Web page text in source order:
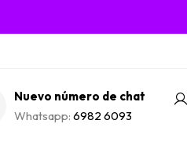
Nuevo número de chat
Whatsapp: 6982 6093